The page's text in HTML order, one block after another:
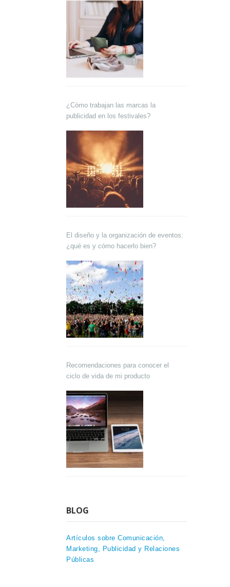
¿Cómo trabajan las marcas la
publicidad en los festivales?
El diseño y la organización de eventos:
¿qué es y cómo hacerlo bien?
Recomendaciones para conocer el
ciclo de vida de mi producto
BLOG
Artículos sobre Comunicación,
Marketing, Publicidad y Relaciones
Públicas